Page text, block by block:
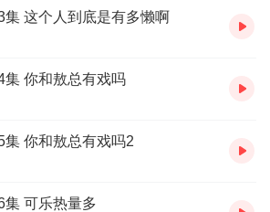
律责任。
遇到问题，您可通过页面右上方按钮，将页
支付完成购买。
方菜单栏里【我的-在线客服】咨询在线客
这个人到底是有多懒啊
集 你和敖总有戏吗
你和敖总有戏吗2
集 可乐热量多